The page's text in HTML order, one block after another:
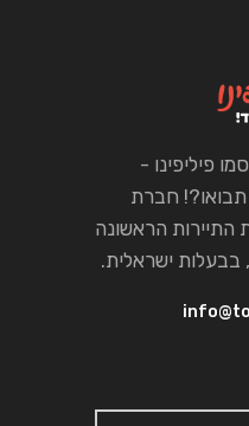
פיליפינו -
חברת
התיירות הראשונה